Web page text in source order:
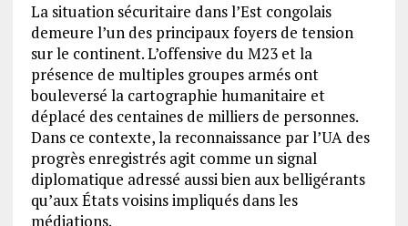
La situation sécuritaire dans l’Est congolais
demeure l’un des principaux foyers de tension
sur le continent. L’offensive du M23 et la
présence de multiples groupes armés ont
bouleversé la cartographie humanitaire et
déplacé des centaines de milliers de personnes.
Dans ce contexte, la reconnaissance par l’UA des
progrès enregistrés agit comme un signal
diplomatique adressé aussi bien aux belligérants
qu’aux États voisins impliqués dans les
médiations.